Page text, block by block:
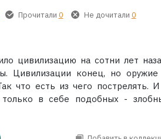
Прочитали 0 Не дочитали 0
цивилизацию на сотни лет
Цивилизации конец, но
что есть из чего пострелять.
в себе подобных -